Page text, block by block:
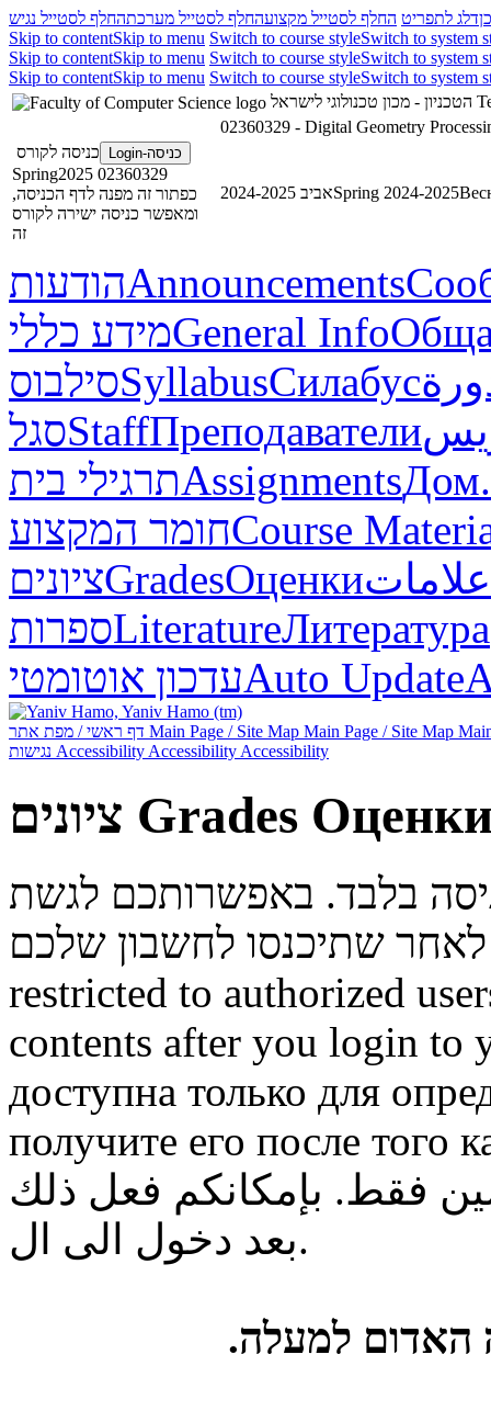
דלג לתפריט החלף לסטייל מקצועהחלף לסטייל מערכתהחלף לסטייל נגיש
Skip to contentSkip to menu Switch to course styleSwitch to system
Skip to contentSkip to menu Switch to course styleSwitch to system
Skip to contentSkip to menu Switch to course styleSwitch to system
02360329 - Digital Geometry
כניסה-Login
כניסה לקורס
02360329 Spring2025
כפתור זה מפנה לדף הכניסה,
ומאפשר כניסה ישירה לקורס
זה
אביב 2024-2025Spring 2024-2025
הודעותAnnouncements
מידע כלליGeneral Info
סילבוסSyllabusСилабус
סגלStaffПреподаватели
תרגילי ביתAssignmentsДом.
חומר המקצועCourse
ציוניםGradesОценкиعلامات
ספרותLiteratureЛитература
עדכון אוטומטיAuto Update
Main Page / Site Map Main Page / Site Map
Accessibility Accessibility Accessibility
ציונים Grades
בלבד. באפשרותכם לגשת
restricted to authorized
contents after you login to
доступна только для
получите его после того
فقط. بإمكانكم فعل ذلك
بعد دخول الى ال.
האדום למעלה.